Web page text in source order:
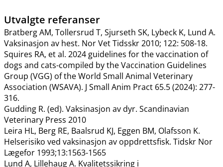
Utvalgte referanser
Bratberg AM, Tollersrud T, Sjurseth SK, Lybeck K, Lund A.
Vaksinasjon av hest. Nor Vet Tidsskr 2010; 122: 508-18.
Squires RA, et al. 2024 guidelines for the vaccination of
dogs and cats-compiled by the Vaccination Guidelines
Group (VGG) of the World Small Animal Veterinary
Association (WSAVA). J Small Anim Pract 65.5 (2024): 277-
316.
Gudding R. (ed). Vaksinasjon av dyr. Scandinavian
Veterinary Press 2010
Leira HL, Berg RE, Baalsrud KJ, Eggen BM, Olafsson K.
Helserisiko ved vaksinasjon av oppdrettsfisk. Tidskr Nor
Lægefor 1993;13:1563-1565
Lund A, Lillehaug A. Kvalitetssikring i